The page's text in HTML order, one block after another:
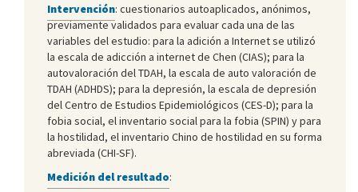
Intervención: cuestionarios autoaplicados, anónimos,
previamente validados para evaluar cada una de las
variables del estudio: para la adición a Internet se utilizó
la escala de adicción a internet de Chen (CIAS); para la
autovaloración del TDAH, la escala de auto valoración de
TDAH (ADHDS); para la depresión, la escala de depresión
del Centro de Estudios Epidemiológicos (CES-D); para la
fobia social, el inventario social para la fobia (SPIN) y para
la hostilidad, el inventario Chino de hostilidad en su forma
abreviada (CHI-SF).
Medición del resultado: